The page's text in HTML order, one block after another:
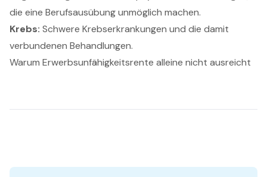
die eine Berufsausübung unmöglich machen.
Krebs: Schwere Krebserkrankungen und die damit
verbundenen Behandlungen.
Warum Erwerbsunfähigkeitsrente alleine nicht ausreicht